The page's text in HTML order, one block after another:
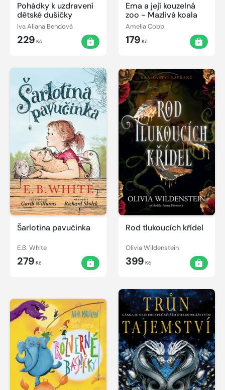
Pohádky k uzdravení
dětské dušičky
Iva Aliana Bendová
229 Kč
Ema a její kouzelná
zoo - Mazlivá koala
Amelia Cobb
179 Kč
Šarlotina pavučinka
E.B. White
279 Kč
Rod tlukoucích křídel
Olivia Wildenstein
399 Kč